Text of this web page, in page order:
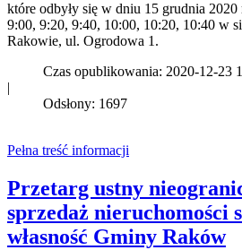
które odbyły się w dniu 15 grudnia
9:00, 9:20, 9:40, 10:00, 10:20, 10:40 w
Rakowie, ul. Ogrodowa 1.
Czas opublikowania: 2020-12-23
|
Odsłony: 1697
Pełna treść informacji
Przetarg ustny
sprzedaż nieruchomości
własność Gminy Raków